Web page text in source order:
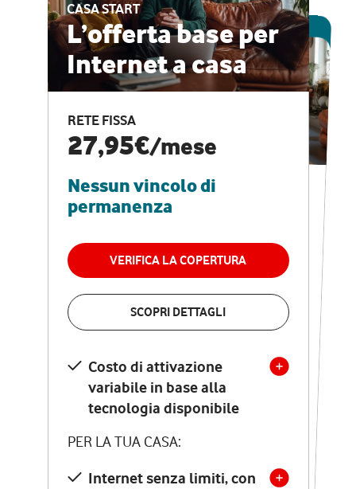
CASA START
L’offerta base per
Internet a casa
RETE FISSA
27,95€/mese
Nessun vincolo di
permanenza
VERIFICA LA COPERTURA
SCOPRI DETTAGLI
Costo di attivazione
variabile in base alla
tecnologia disponibile
PER LA TUA CASA:
Internet senza limiti, con
ESCLUSIVA ONLINE
CASA PRO
Internet veloce e
vantaggi speciali
RETE FISSA + VODAFONE CLUB
29,95€
permanenza
VERIFICA LA COPERTURA
Costo di attivazione
variabile in base alla
tecnologia disponibile
PER LA TUA CASA:
Internet senza limiti, con
la migliore tecnologia